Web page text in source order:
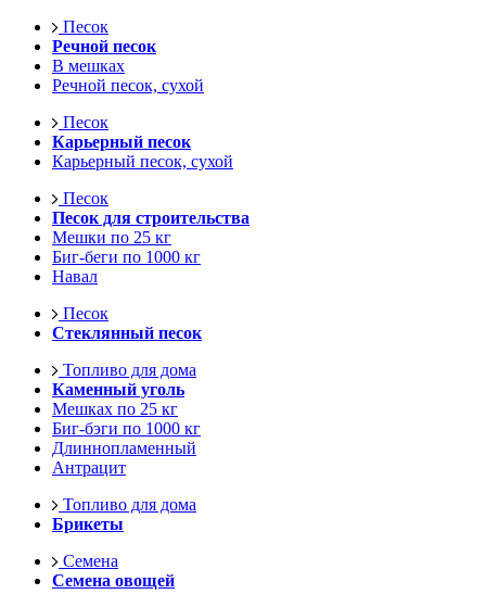
Песок
Речной песок
В мешках
Речной песок, сухой
Песок
Карьерный песок
Карьерный песок, сухой
Песок
Песок для строительства
Мешки по 25 кг
Биг-беги по 1000 кг
Навал
Песок
Стеклянный песок
Топливо для дома
Каменный уголь
Мешках по 25 кг
Биг-бэги по 1000 кг
Длиннопламенный
Антрацит
Топливо для дома
Брикеты
Семена
Семена овощей